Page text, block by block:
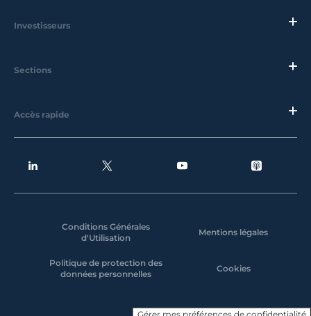
Investisseurs
Sections
Accès rapide
Conditions Générales
d'Utilisation
Mentions légales
Politique de protection des
données personnelles
Cookies